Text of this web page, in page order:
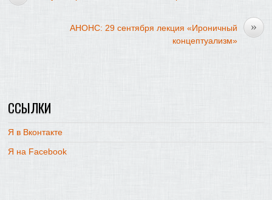
»
АНОНС: 29 сентября лекция «Ироничный
концептуализм»
ССЫЛКИ
Я в Вконтакте
Я на Facebook